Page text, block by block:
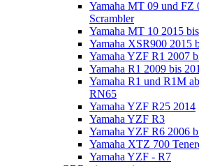
Yamaha MT 09 und FZ
Scrambler
Yamaha MT 10 2015
Yamaha XSR900 2015
Yamaha YZF R1 2007
Yamaha R1 2009 bis
Yamaha R1 und R1M
RN65
Yamaha YZF R25 2014
Yamaha YZF R3
Yamaha YZF R6 2006
Yamaha XTZ 700
Yamaha YZF - R7